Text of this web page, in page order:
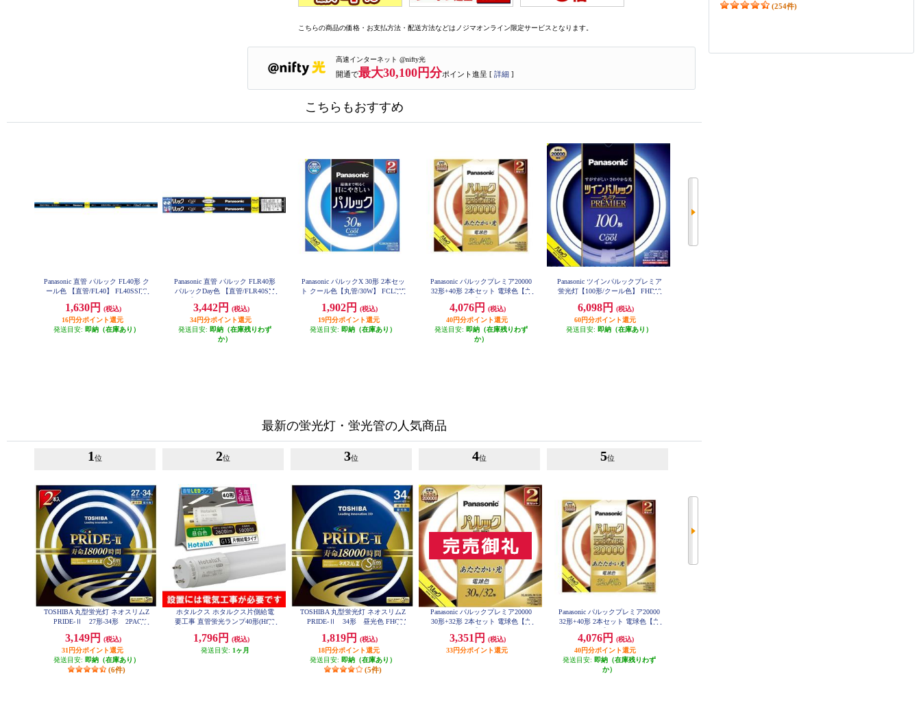
(254件)
こちらの商品の価格・お支払方法・配送方法などはノジマオンライン限定サービスとなります。
高速インターネット @nifty光
開通で最大30,100円分ポイント進呈 [ 詳細 ]
こちらもおすすめ
Panasonic 直管 パルック FL40形 ク
ール色 【直管/FL40】 FL40SSEC
1,630円
(税込)
16円分ポイント還元
発送目安: 即納（在庫あり）
Panasonic 直管 パルック FLR40形
パルックDay色 【直管/FLR40SM
3,442円
(税込)
34円分ポイント還元
発送目安: 即納（在庫残りわず
か）
Panasonic パルックX 30形 2本セッ
ト クール色【丸管/30W】 FCL30E
1,902円
(税込)
19円分ポイント還元
発送目安: 即納（在庫あり）
Panasonic パルックプレミア20000
32形+40形 2本セット 電球色【丸
32K
4,076円
(税込)
40円分ポイント還元
発送目安: 即納（在庫残りわず
か）
Panasonic ツインパルックプレミア
蛍光灯【100形/クール色】 FHD10
6,098円
(税込)
60円分ポイント還元
発送目安: 即納（在庫あり）
最新の蛍光灯・蛍光管の人気商品
1 位
TOSHIBA 丸型蛍光灯 ネオスリムZ
PRIDE-Ⅱ 27形-34形 2PACK
3,149円
(税込)
31円分ポイント還元
発送目安: 即納（在庫あり）
(6件)
2位
ホタルクス ホタルクス片側給電
要工事 直管蛍光ランプ40形(Hf32
全光束2600lm G13口金 1200mm L
D40T50-16-26G13-H1
1,796円
(税込)
発送目安: 1ヶ月
3位
TOSHIBA 丸型蛍光灯 ネオスリムZ
PRIDE-Ⅱ 34形 昼光色 FHC34
1,819円
(税込)
18円分ポイント還元
発送目安: 即納（在庫あり）
(5件)
4位
Panasonic パルックプレミア20000
30形+32形 2本セット 電球色【丸
32K
3,351円
(税込)
33円分ポイント還元
5位
Panasonic パルックプレミア20000
32形+40形 2本セット 電球色【丸
32K
4,076円
(税込)
40円分ポイント還元
発送目安: 即納（在庫残りわず
か）